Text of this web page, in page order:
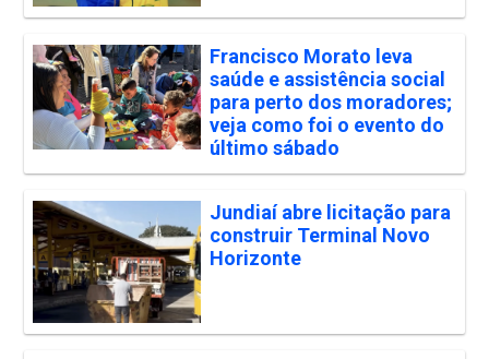
Francisco Morato leva
saúde e assistência social
para perto dos moradores;
veja como foi o evento do
último sábado
Jundiaí abre licitação para
construir Terminal Novo
Horizonte